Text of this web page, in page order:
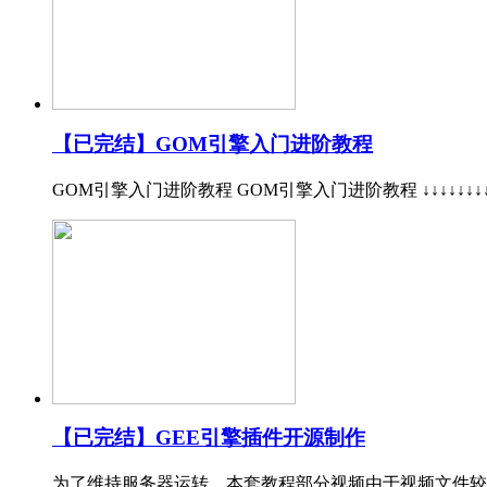
【已完结】GOM引擎入门进阶教程
GOM引擎入门进阶教程 GOM引擎入门进阶教程
【已完结】GEE引擎插件开源制作
为了维持服务器运转，本套教程部分视频由于视频文件